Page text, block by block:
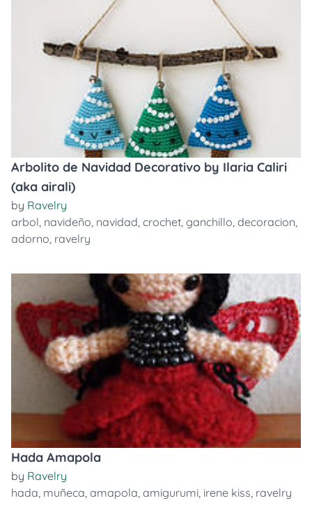
Arbolito de Navidad Decorativo by Ilaria Caliri
(aka airali)
by Ravelry
arbol, navideño, navidad, crochet, ganchillo, decoracion,
adorno, ravelry
Hada Amapola
by Ravelry
hada, muñeca, amapola, amigurumi, irene kiss, ravelry